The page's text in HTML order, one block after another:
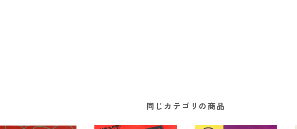
同じカテゴリの商品